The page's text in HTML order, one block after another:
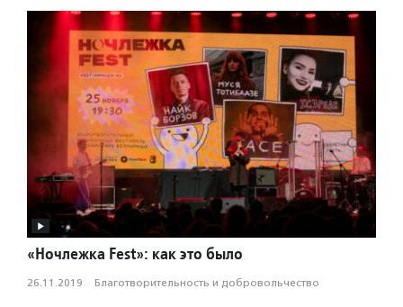
«Ночлежка Fest»: как это было
26.11.2019 · Благотвори­тель­ность и доброволь­чест­во